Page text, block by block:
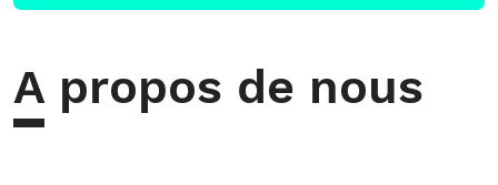
A propos de nous